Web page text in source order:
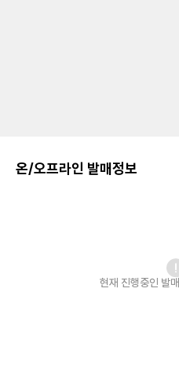
온/오프라인 발매정보
현재 진행중인 발매